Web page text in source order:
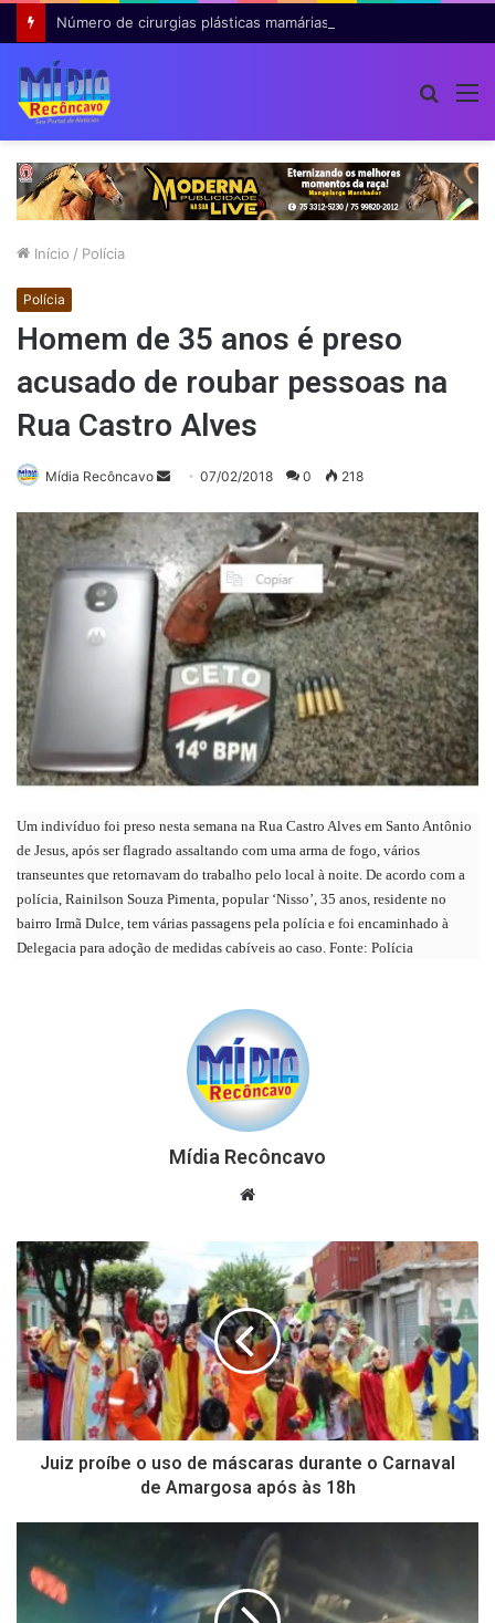
Início / Polícia
Polícia
Homem de 35 anos é preso
acusado de roubar pessoas na
Rua Castro Alves
Mídia Recôncavo
Mande
e-
mail
07/02/2018 0 218
Um indivíduo foi preso nesta semana na Rua Castro Alves em Santo Antônio
de Jesus, após ser flagrado assaltando com uma arma de fogo, vários
transeuntes que retornavam do trabalho pelo local à noite. De acordo com a
polícia, Rainilson Souza Pimenta, popular ‘Nisso’, 35 anos, residente no
bairro Irmã Dulce, tem várias passagens pela polícia e foi encaminhado à
Delegacia para adoção de medidas cabíveis ao caso. Fonte: Polícia
Mídia Recôncavo
Website
Juiz proíbe o uso de máscaras durante o Carnaval
de Amargosa após às 18h